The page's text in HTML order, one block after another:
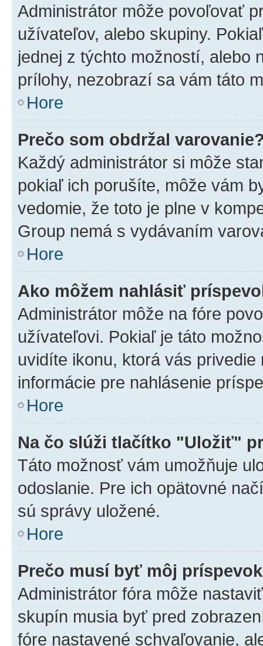
Administrátor môže povoľovať
užívateľov, alebo skupiny.
jednej z týchto možností, alebo
prílohy, nezobrazí sa vám táto
Hore
Prečo som obdržal
Každý administrátor si môže
pokiaľ ich porušíte, môže vám
vedomie, že toto je plne v
Group nemá s vydávaním
Hore
Ako môžem nahlásiť
Administrátor môže na fóre
užívateľovi. Pokiaľ je táto
uvidíte ikonu, ktorá vás
informácie pre nahlásenie
Hore
Na čo slúži tlačítko "Uložiť"
Táto možnosť vám umožňuje
odoslanie. Pre ich opätovné
sú správy uložené.
Hore
Prečo musí byť môj
Administrátor fóra môže
skupín musia byť pred
fóre nastavené schvaľovanie,